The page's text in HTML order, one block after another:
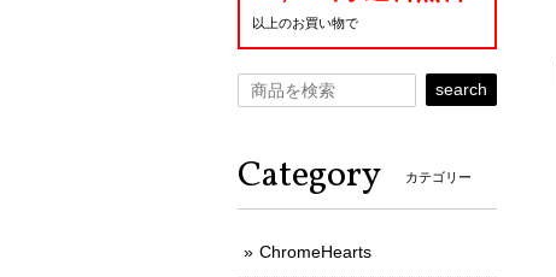
以上のお買い物で
search
Category カテゴリー
ChromeHearts